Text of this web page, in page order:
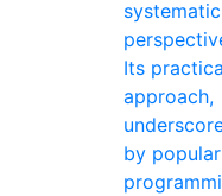
systematic
Its
approach,
by popular